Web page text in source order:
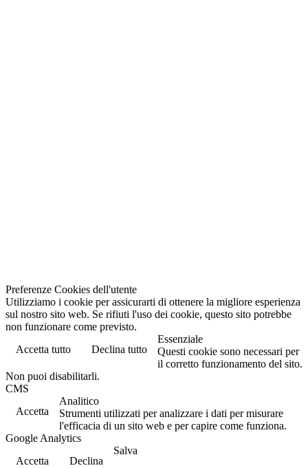
Preferenze Cookies dell'utente
Utilizziamo i cookie per assicurarti di ottenere la migliore esperienza
sul nostro sito web. Se rifiuti l'uso dei cookie, questo sito potrebbe
non funzionare come previsto.
Accetta tutto
Declina tutto
Essenziale
Questi cookie sono necessari per
il corretto funzionamento del sito.
Non puoi disabilitarli.
CMS
Accetta
Analitico
Strumenti utilizzati per analizzare i dati per misurare
l'efficacia di un sito web e per capire come funziona.
Google Analytics
Accetta
Declina
Salva